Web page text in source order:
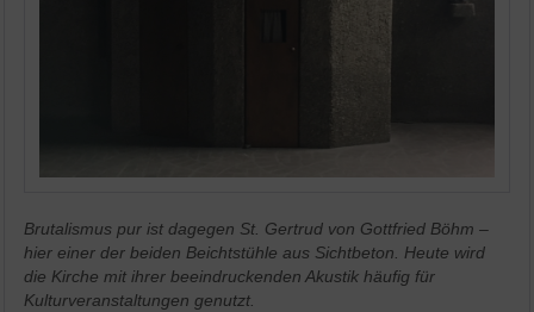
Brutalismus pur ist dagegen St. Gertrud von Gottfried Böhm–
hier einer der beiden Beichtstühle aus Sichtbeton. Heute wird
die Kirche mit ihrer beeindruckenden Akustik häufig für
Kulturveranstaltungen genutzt.